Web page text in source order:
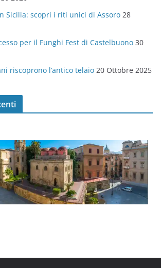
Sicilia: scopri i riti unici di Assoro 28
per il Funghi Fest di Castelbuono 30
riscoprono l’antico telaio 20 Ottobre 2025